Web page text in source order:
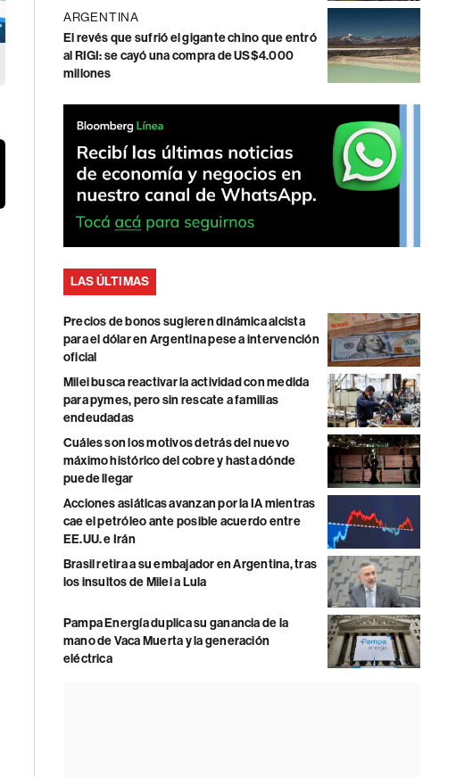
ARGENTINA
El revés que sufrió el gigante chino que entró
al RIGI: se cayó una compra de US$4.000
millones
LAS ÚLTIMAS
Precios de bonos sugieren dinámica alcista
para el dólar en Argentina pese a intervención
oficial
Milei busca reactivar la actividad con medida
para pymes, pero sin rescate a familias
endeudadas
Cuáles son los motivos detrás del nuevo
máximo histórico del cobre y hasta dónde
puede llegar
Acciones asiáticas avanzan por la IA mientras
cae el petróleo ante posible acuerdo entre
EE.UU. e Irán
Brasil retira a su embajador en Argentina, tras
los insultos de Milei a Lula
Pampa Energía duplica su ganancia de la
mano de Vaca Muerta y la generación
eléctrica